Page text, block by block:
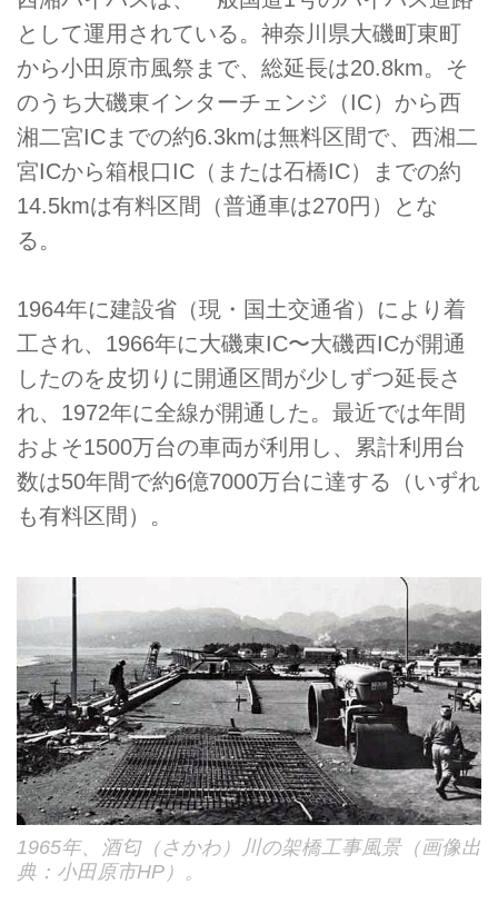
として運用されている。神奈川県大磯町東町
から小田原市風祭まで、総延長は20.8km。そ
のうち大磯東インターチェンジ（IC）から西
湘二宮ICまでの約6.3kmは無料区間で、西湘二
宮ICから箱根口IC（または石橋IC）までの約
14.5kmは有料区間（普通車は270円）とな
る。
1964年に建設省（現・国土交通省）により着
工され、1966年に大磯東IC〜大磯西ICが開通
したのを皮切りに開通区間が少しずつ延長さ
れ、1972年に全線が開通した。最近では年間
およそ1500万台の車両が利用し、累計利用台
数は50年間で約6億7000万台に達する（いずれ
も有料区間）。
1965年、酒匂（さかわ）川の架橋工事風景（画像出
典：小田原市HP）。